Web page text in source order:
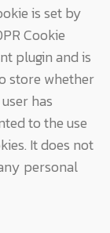
is set by
Cookie
plugin and is
store whether
has
to the use
It does not
personal